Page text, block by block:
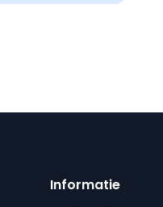
Informatie